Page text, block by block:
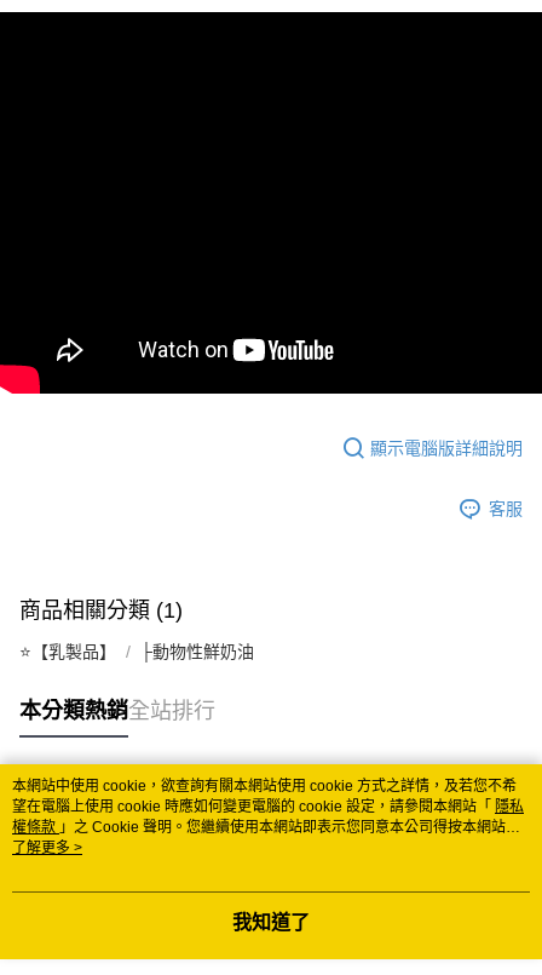
顯示電腦版詳細說明
客服
商品相關分類 (1)
⭐️【乳製品】 ├動物性鮮奶油
本分類熱銷全站排行
熱門標籤
本網站中使用 cookie，欲查詢有關本網站使用 cookie 方式之詳情，及若您不希
望在電腦上使用 cookie 時應如何變更電腦的 cookie 設定，請參閱本網站「 隱私
權條款 」之 Cookie 聲明。您繼續使用本網站即表示您同意本公司得按本網站使
用條款之 Cookie 聲明使用 cookie。
了解更多 >
我知道了